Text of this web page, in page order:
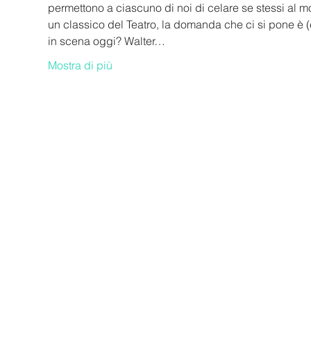
permettono a ciascuno di noi di celare se stessi al
un classico del Teatro, la domanda che ci si pone è
in scena oggi? Walter…
Mostra di più